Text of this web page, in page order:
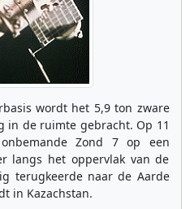
wordt het 5,9 ton zware
in de ruimte gebracht. Op 11
Zond 7 op een
langs het oppervlak van de
terugkeerde naar de Aarde
in Kazachstan.